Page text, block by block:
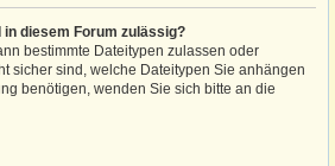
diesem Forum zulässig?
bestimmte Dateitypen zulassen oder
sicher sind, welche Dateitypen Sie anhängen
benötigen, wenden Sie sich bitte an die